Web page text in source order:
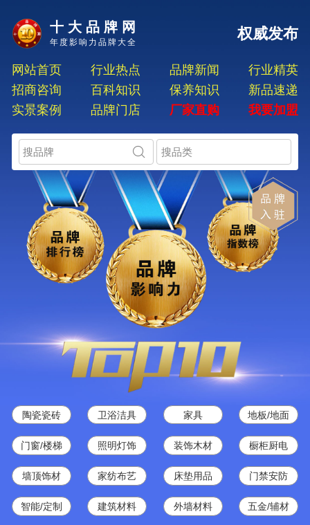
十大品牌网
年度影响力品牌大全
权威发布
网站首页 行业热点 品牌新闻
行业精英
招商咨询
百科知识 保养知识
新品速递
实景案例
品牌门店 厂家直购 我要加盟
陶瓷瓷砖 卫浴洁具 家具 地板/地面
门窗/楼梯 照明灯饰 装饰木材 橱柜厨电
墙顶饰材 家纺布艺 床垫用品 门禁安防
智能/定制 建筑材料 外墙材料 五金/辅材